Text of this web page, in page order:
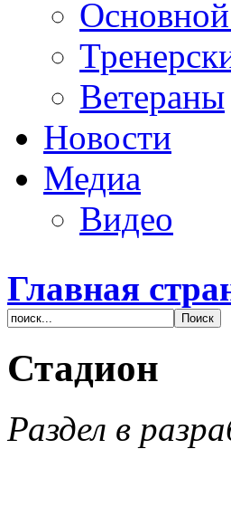
Основной
Ветераны
Новости
Медиа
Видео
Главная
Стадион
Раздел в